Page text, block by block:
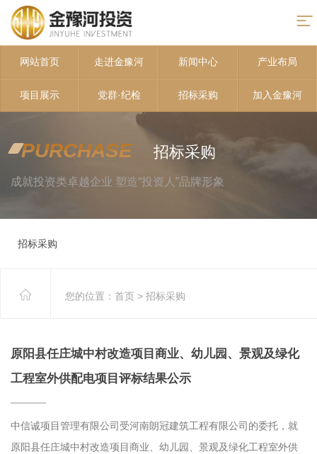
网站首页 走进金豫河 新闻中心 产业布局
项目展示 党群·纪检 招标采购 加入金豫河
PURCHASE 招标采购
成就投资类卓越企业 塑造“投资人”品牌形象
招标采购
您的位置： 首页> 招标采购
原阳县任庄城中村改造项目商业、幼儿园、景观及绿化
工程室外供配电项目评标结果公示
中信诚项目管理有限公司受河南朗冠建筑工程有限公司的委托，就
原阳县任庄城中村改造项目商业、幼儿园、景观及绿化工程室外供